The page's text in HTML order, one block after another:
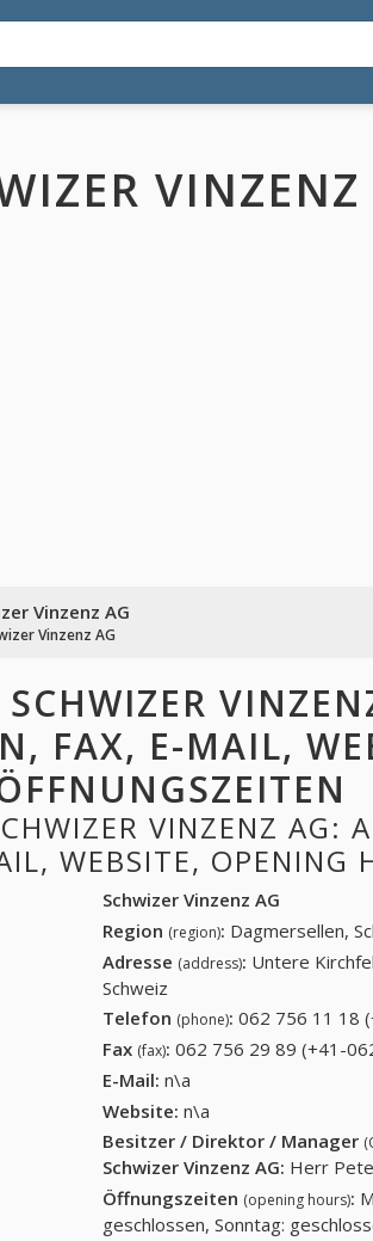
VINZENZ
Vinzenz AG
Vinzenz AG
FAX, E-MAIL,
VINZENZ AG:
WEBSITE, OPENING
Schwizer Vinzenz AG
Region (region): Dagmersellen,
Adresse (address): Untere
Schweiz
Telefon (phone): 062 756 11 18
Fax (fax): 062 756 29 89 (+41-
E-Mail: n\a
Website: n\a
Besitzer / Direktor / Manager
Schwizer Vinzenz AG: Herr
Öffnungszeiten (opening hours):
geschlossen, Sonntag: